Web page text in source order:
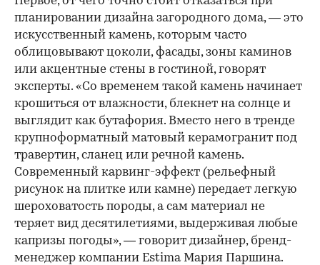
00:00 / 00:00
планировании дизайна загородного дома, — это
искусственный камень, которым часто
облицовывают цоколи, фасады, зоны каминов
или акцентные стены в гостиной, говорят
эксперты. «Со временем такой камень начинает
крошиться от влажности, блекнет на солнце и
выглядит как бутафория. Вместо него в тренде
крупноформатный матовый керамогранит под
травертин, сланец или речной камень.
Современный карвинг-эффект (рельефный
рисунок на плитке или камне) передает легкую
шероховатость породы, а сам материал не
теряет вид десятилетиями, выдерживая любые
капризы погоды», — говорит дизайнер, бренд-
менеджер компании Estima Мария Паршина.